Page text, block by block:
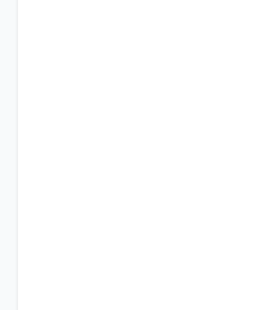
خبرنامه ما عضو شوید